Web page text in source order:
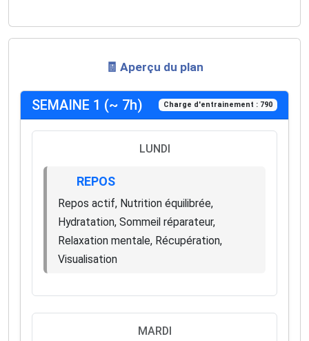
🧾 Aperçu du plan
SEMAINE 1 (~ 7h) Charge d'entrainement : 790
LUNDI
REPOS
Repos actif, Nutrition équilibrée,
Hydratation, Sommeil réparateur,
Relaxation mentale, Récupération,
Visualisation
MARDI